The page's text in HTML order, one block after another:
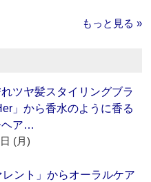
もっと見る »
れツヤ髪スタイリングブラ
」から香水のように香る
ヘア…
(月)
レント」からオーラルケア